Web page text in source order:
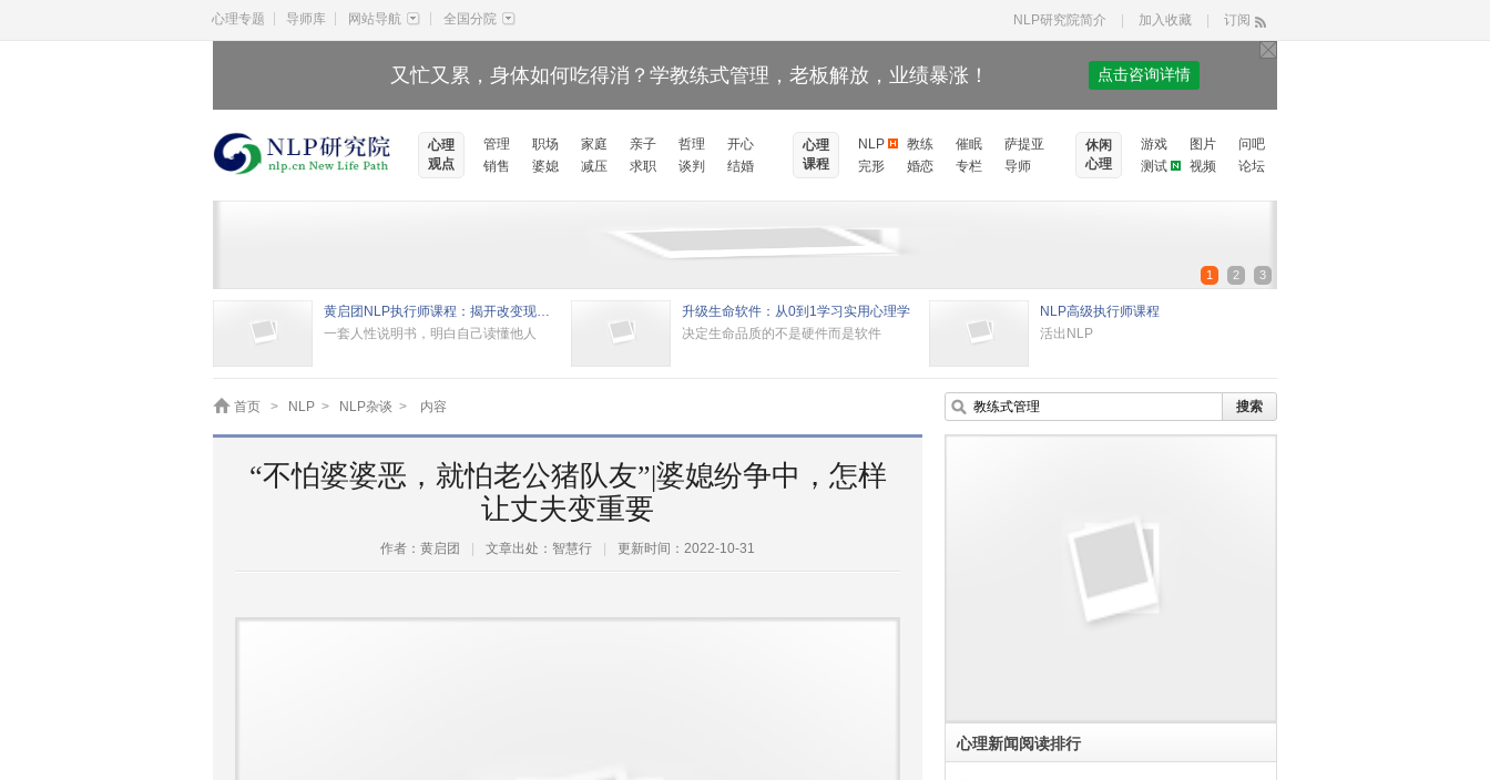
心理专题 导师库 网站导航 全国分院 NLP研究院简介 加入收藏 订阅
又忙又累，身体如何吃得消？学教练式管理，老板解放，业绩暴涨！ 点击咨询详情
心理
观点
管理 职场 家庭 亲子 哲理
开心
销售
婆媳 减压 求职 谈判 结婚
心理
课程
NLP 教练 催眠
萨提亚
完形
婚恋 专栏 导师
休闲
心理
游戏 图片
问吧
测试
视频 论坛
1 2 3
黄启团NLP执行师课程：揭开改变现状的秘密
一套人性说明书，明白自己读懂他人
升级生命软件：从0到1学习实用心理学
决定生命品质的不是硬件而是软件
NLP高级执行师课程
活出NLP
首页 > NLP > NLP杂谈 > 内容
“不怕婆婆恶，就怕老公猪队友”|婆媳纷争中，怎样
让丈夫变重要
作者：黄启团 文章出处：智慧行 更新时间：2022-10-31
心理新闻阅读排行